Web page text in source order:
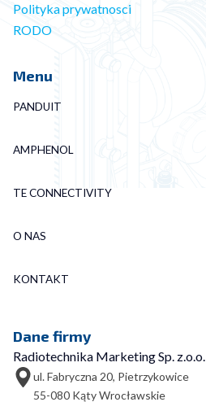
Polityka prywatnosci
RODO
Menu
PANDUIT
AMPHENOL
TE CONNECTIVITY
O NAS
KONTAKT
Dane firmy
Radiotechnika Marketing Sp. z.o.o.
ul. Fabryczna 20, Pietrzykowice
55-080 Kąty Wrocławskie